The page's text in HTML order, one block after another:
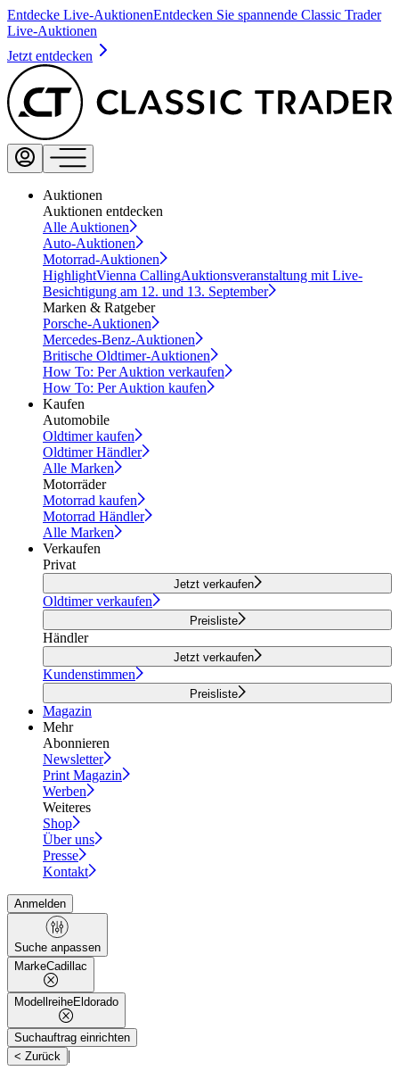
Entdecke Live-AuktionenEntdecken Sie spannende Classic Trader
Live-Auktionen
Jetzt entdecken
Auktionen
Auktionen entdecken
Alle Auktionen
Auto-Auktionen
Motorrad-Auktionen
HighlightVienna CallingAuktionsveranstaltung mit Live-
Besichtigung am 12. und 13. September
Marken & Ratgeber
Porsche-Auktionen
Mercedes-Benz-Auktionen
Britische Oldtimer-Auktionen
How To: Per Auktion verkaufen
How To: Per Auktion kaufen
Kaufen
Automobile
Oldtimer kaufen
Oldtimer Händler
Alle Marken
Motorräder
Motorrad kaufen
Motorrad Händler
Alle Marken
Verkaufen
Privat
Jetzt verkaufen
Oldtimer verkaufen
Preisliste
Händler
Jetzt verkaufen
Kundenstimmen
Preisliste
Magazin
Mehr
Abonnieren
Newsletter
Print Magazin
Werben
Weiteres
Shop
Über uns
Presse
Kontakt
Anmelden
Suche anpassen
MarkeCadillac
ModellreiheEldorado
Suchauftrag einrichten
< Zurück |